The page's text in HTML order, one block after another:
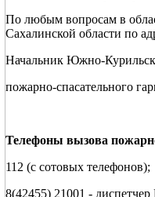
По любым вопросам в
Сахалинской области по
Начальник Южно-
пожарно-спасательного
Телефоны вызова
112 (с сотовых телефонов);
8(42455) 21001 -